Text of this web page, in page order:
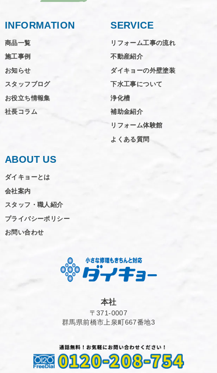
INFORMATION
商品一覧
施工事例
お知らせ
スタッフブログ
お役立ち情報集
社長コラム
SERVICE
リフォーム工事の流れ
不動産紹介
ダイキョーの外壁塗装
下水工事について
浄化槽
補助金紹介
リフォーム体験館
よくある質問
ABOUT US
ダイキョーとは
会社案内
スタッフ・職人紹介
プライバシーポリシー
お問い合わせ
本社
〒371-0007
群馬県前橋市上泉町667番地3